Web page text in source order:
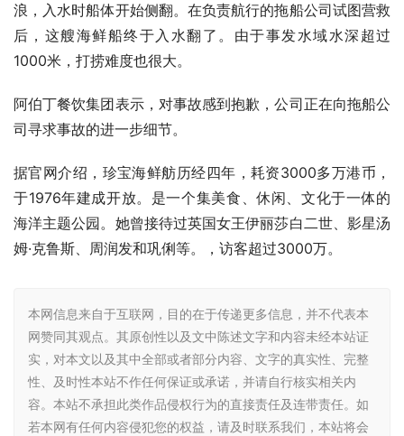
浪，入水时船体开始侧翻。在负责航行的拖船公司试图营救
后，这艘海鲜船终于入水翻了。由于事发水域水深超过
1000米，打捞难度也很大。
阿伯丁餐饮集团表示，对事故感到抱歉，公司正在向拖船公
司寻求事故的进一步细节。
据官网介绍，珍宝海鲜舫历经四年，耗资3000多万港币，
于1976年建成开放。是一个集美食、休闲、文化于一体的
海洋主题公园。她曾接待过英国女王伊丽莎白二世、影星汤
姆·克鲁斯、周润发和巩俐等。，访客超过3000万。
本网信息来自于互联网，目的在于传递更多信息，并不代表本
网赞同其观点。其原创性以及文中陈述文字和内容未经本站证
实，对本文以及其中全部或者部分内容、文字的真实性、完整
性、及时性本站不作任何保证或承诺，并请自行核实相关内
容。本站不承担此类作品侵权行为的直接责任及连带责任。如
若本网有任何内容侵犯您的权益，请及时联系我们，本站将会